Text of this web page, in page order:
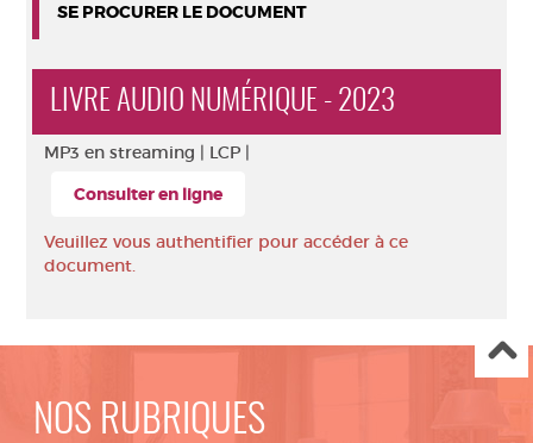
SE PROCURER LE DOCUMENT
LIVRE AUDIO NUMÉRIQUE - 2023
MP3 en streaming | LCP |
Consulter en ligne
Veuillez vous authentifier pour accéder à ce
document.
NOS RUBRIQUES